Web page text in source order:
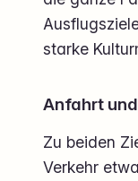
starke
Anfahrt
Zu beiden
Verkehr